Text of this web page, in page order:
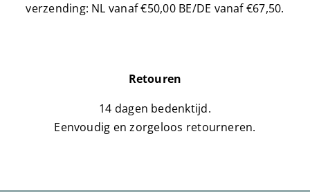
verzending: NL vanaf €50,00 BE/DE vanaf €67,50.
Retouren
14 dagen bedenktijd.
Eenvoudig en zorgeloos retourneren.